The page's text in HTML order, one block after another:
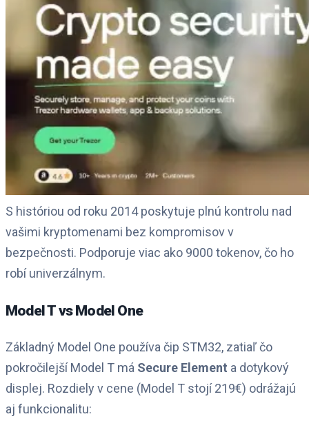
S históriou od roku 2014 poskytuje plnú kontrolu nad
vašimi kryptomenami bez kompromisov v
bezpečnosti. Podporuje viac ako 9000 tokenov, čo ho
robí univerzálnym.
Model T vs Model One
Základný Model One používa čip STM32, zatiaľ čo
pokročilejší Model T má Secure Element a dotykový
displej. Rozdiely v cene (Model T stojí 219€) odrážajú
aj funkcionalitu: